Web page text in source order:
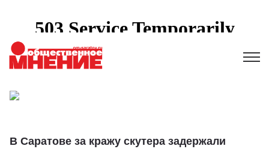
В Саратове за кражу скутера задержали